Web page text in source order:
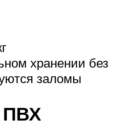
хранении без
заломы
ПВХ